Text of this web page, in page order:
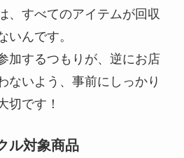
、すべてのアイテムが回収
いんです。
加するつもりが、逆にお店
ないよう、事前にしっかり
切です！
ル対象商品